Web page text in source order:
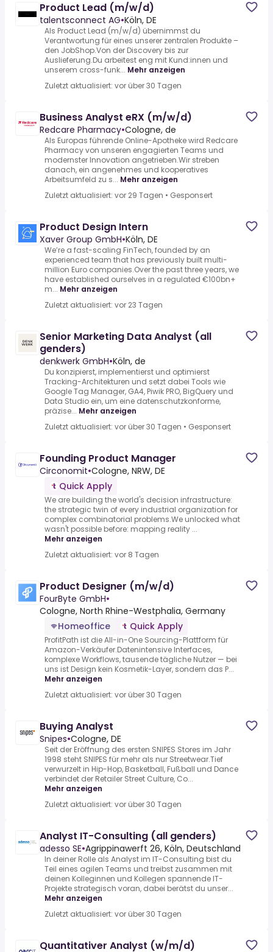
Product Lead (m/w/d)
talentsconnect AG•Köln, DE
Als Product Lead (m/w/d) übernimmst du
Verantwortung für eines unserer zentralen Produkte –
den JobShop.Von der Discovery bis zur
Auslieferung.Du arbeitest eng mit Kund:innen und
unserem cross-funk... Mehr anzeigen
Zuletzt aktualisiert: vor über 30 Tagen
Business Analyst eRX (m/w/d)
Redcare Pharmacy•Cologne, de
Als Europas führende Online-Apotheke wird Redcare
Pharmacy von unseren engagierten Teams und
modernster Innovation angetrieben.Wir streben
danach, ein angenehmes und kooperatives
Arbeitsumfeld zu s... Mehr anzeigen
Zuletzt aktualisiert: vor 29 Tagen • Gesponsert
Product Design Intern
Xaver Group GmbH•Köln, DE
We’re a fast-scaling FinTech, founded by an
experienced team that has previously built multi-
million Euro companies.Over the past three years, we
have established ourselves in a regulated €100bn+
m... Mehr anzeigen
Zuletzt aktualisiert: vor 23 Tagen
Senior Marketing Data Analyst (all
genders)
denkwerk GmbH•Köln, de
Du konzipierst, implementierst und optimierst
Tracking-Architekturen und setzt dabei Tools wie
Google Tag Manager, GA4, Piwik PRO, BigQuery und
Data Studio ein, um eine datenschutzkonforme,
präzise... Mehr anzeigen
Zuletzt aktualisiert: vor über 30 Tagen • Gesponsert
Founding Product Manager
Circonomit•Cologne, NRW, DE
Quick Apply
We are building the world's decision infrastructure:
the strategic twin of every industrial organization for
complex combinatorial problems.We unlocked what
wasn't possible before: mapping reality ...
Mehr anzeigen
Zuletzt aktualisiert: vor 8 Tagen
Product Designer (m/w/d)
FourByte GmbH•
Cologne, North Rhine-Westphalia, Germany
Homeoffice
Quick Apply
ProfitPath ist die All-in-One Sourcing-Plattform für
Amazon-Verkäufer.Datenintensive Interfaces,
komplexe Workflows, tausende tägliche Nutzer — bei
uns ist Design kein Kosmetik-Layer, sondern das P...
Mehr anzeigen
Zuletzt aktualisiert: vor über 30 Tagen
Buying Analyst
Snipes•Cologne, DE
Seit der Eröffnung des ersten SNIPES Stores im Jahr
1998 steht SNIPES für mehr als nur Streetwear.Tief
verwurzelt in Hip-Hop, Basketball, Fußball und Dance
verbindet der Retailer Street Culture, Co...
Mehr anzeigen
Zuletzt aktualisiert: vor über 30 Tagen
Analyst IT-Consulting (all genders)
adesso SE•Agrippinawerft 26, Köln, Deutschland
In deiner Rolle als Analyst im IT-Consulting bist du
Teil eines agilen Teams und treibst zusammen mit
deinen Kolleginnen und Kollegen spannende IT-
Projekte strategisch voran, dabei berätst du unser...
Mehr anzeigen
Zuletzt aktualisiert: vor über 30 Tagen
Quantitativer Analyst (w/m/d)